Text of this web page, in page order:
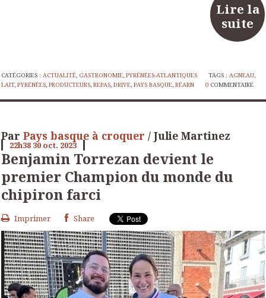
Lire la
suite
CATÉGORIES : ACTUALITÉ GASTRONOMIE PYRÉNÉES-ATLANTIQUES TAGS : AGNEAU
LAIT, PYRÉNÉES PRODUCTEURS REPAS DRIVE PAYS BASQUE BÉARN 0 COMMENTAIRE
Par Pays basque à croquer / Julie Martinez
22h38 30 oct. 2023
Benjamin Torrezan devient le
premier Champion du monde du
chipiron farci
Imprimer Share